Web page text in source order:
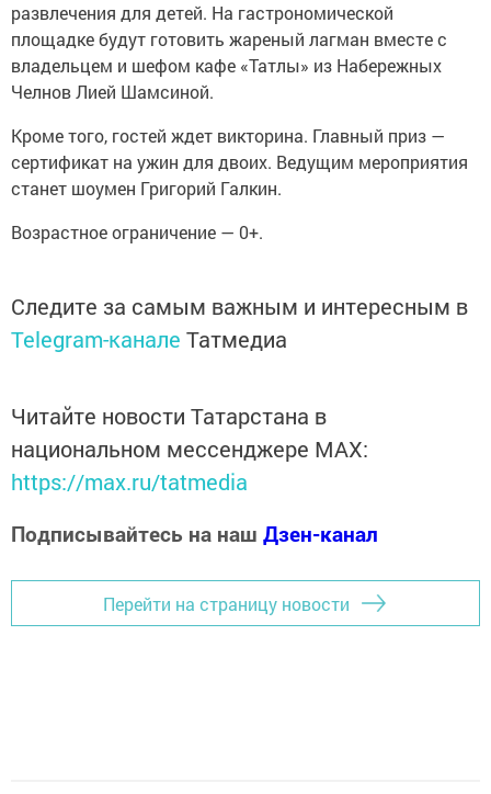
развлечения для детей. На гастрономической
площадке будут готовить жареный лагман вместе с
владельцем и шефом кафе «Татлы» из Набережных
Челнов Лией Шамсиной.
Кроме того, гостей ждет викторина. Главный приз —
сертификат на ужин для двоих. Ведущим мероприятия
станет шоумен Григорий Галкин.
Возрастное ограничение — 0+.
Следите за самым важным и интересным в
Telegram-канале Татмедиа
Читайте новости Татарстана в
национальном мессенджере MАХ:
https://max.ru/tatmedia
Подписывайтесь на наш Дзен-канал
Перейти на страницу новости